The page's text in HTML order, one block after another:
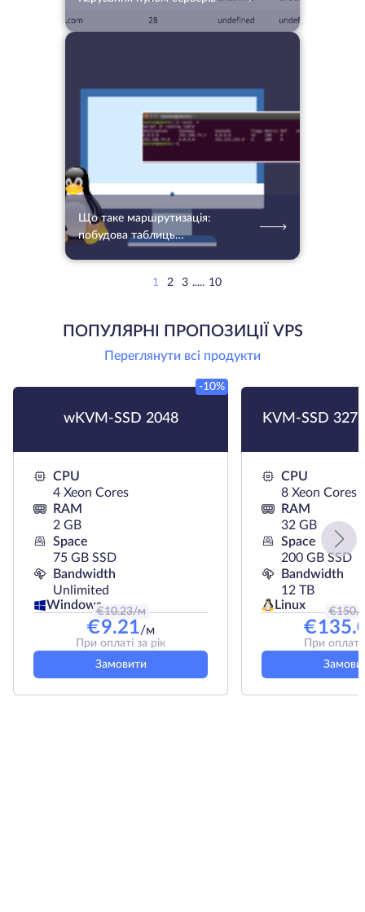
Що таке маршрутизація:
побудова таблиць
1 2 3 ..... 10
ПОПУЛЯРНІ ПРОПОЗИЦІЇ VPS
Переглянути всі продукти
wKVM-SSD 2048
-10%
CPU
4 Xeon Cores
RAM
2 GB
Space
75 GB SSD
Bandwidth
Unlimited
Windows
€10.23/м
€9.21/м
При оплаті за рік
Замовити
KVM-SSD
CPU
8 Xeon Cores
RAM
32 GB
Space
200 GB SSD
Bandwidth
12 TB
Linux
€150/
€
При оплаті